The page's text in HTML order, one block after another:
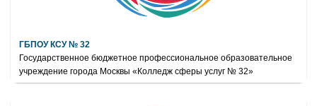
ГБПОУ КСУ № 32
Государственное бюджетное профессиональное образовательное
учреждение города Москвы «Колледж сферы услуг № 32»